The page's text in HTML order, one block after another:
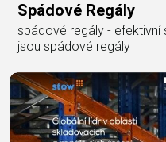
Spádové Regály
spádové regály -
jsou spádové regály